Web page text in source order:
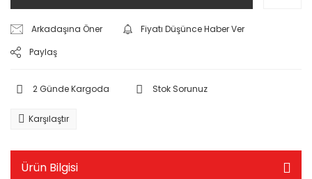
Arkadaşına Öner
Fiyatı Düşünce Haber Ver
Paylaş
2 Günde Kargoda Stok Sorunuz
Karşılaştır
Ürün Bilgisi